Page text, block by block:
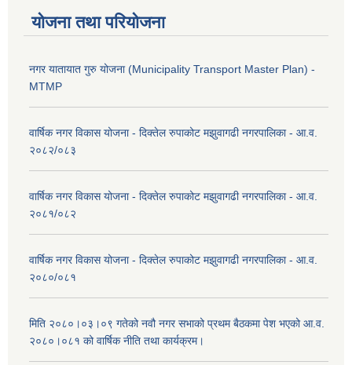
योजना तथा परियोजना
नगर यातायात गुरु योजना (Municipality Transport Master Plan) -
MTMP
वार्षिक नगर विकास योजना - दिक्तेल रुपाकोट मझुवागढी नगरपालिका - आ.व.
२०८२/०८३
वार्षिक नगर विकास योजना - दिक्तेल रुपाकोट मझुवागढी नगरपालिका - आ.व.
२०८१/०८२
वार्षिक नगर विकास योजना - दिक्तेल रुपाकोट मझुवागढी नगरपालिका - आ.व.
२०८०/०८१
मिति २०८०।०३।०९ गतेको नवौ नगर सभाको प्रथम बैठकमा पेश भएको आ.व.
२०८०।०८१ को वार्षिक नीति तथा कार्यक्रम।